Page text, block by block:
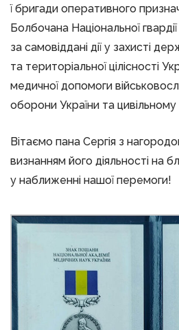
ї бригади оперативного
Болбочана Національної
за самовіддані дії у захисті
та територіальної цілісності
медичної допомоги
оборони України та
Вітаємо пана Сергія з
визнанням його діяльності на
у наближенні нашої перемоги!